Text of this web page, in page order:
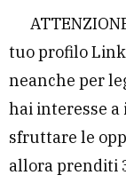
tuo profilo
neanche per
hai interesse a
sfruttare le
allora prenditi